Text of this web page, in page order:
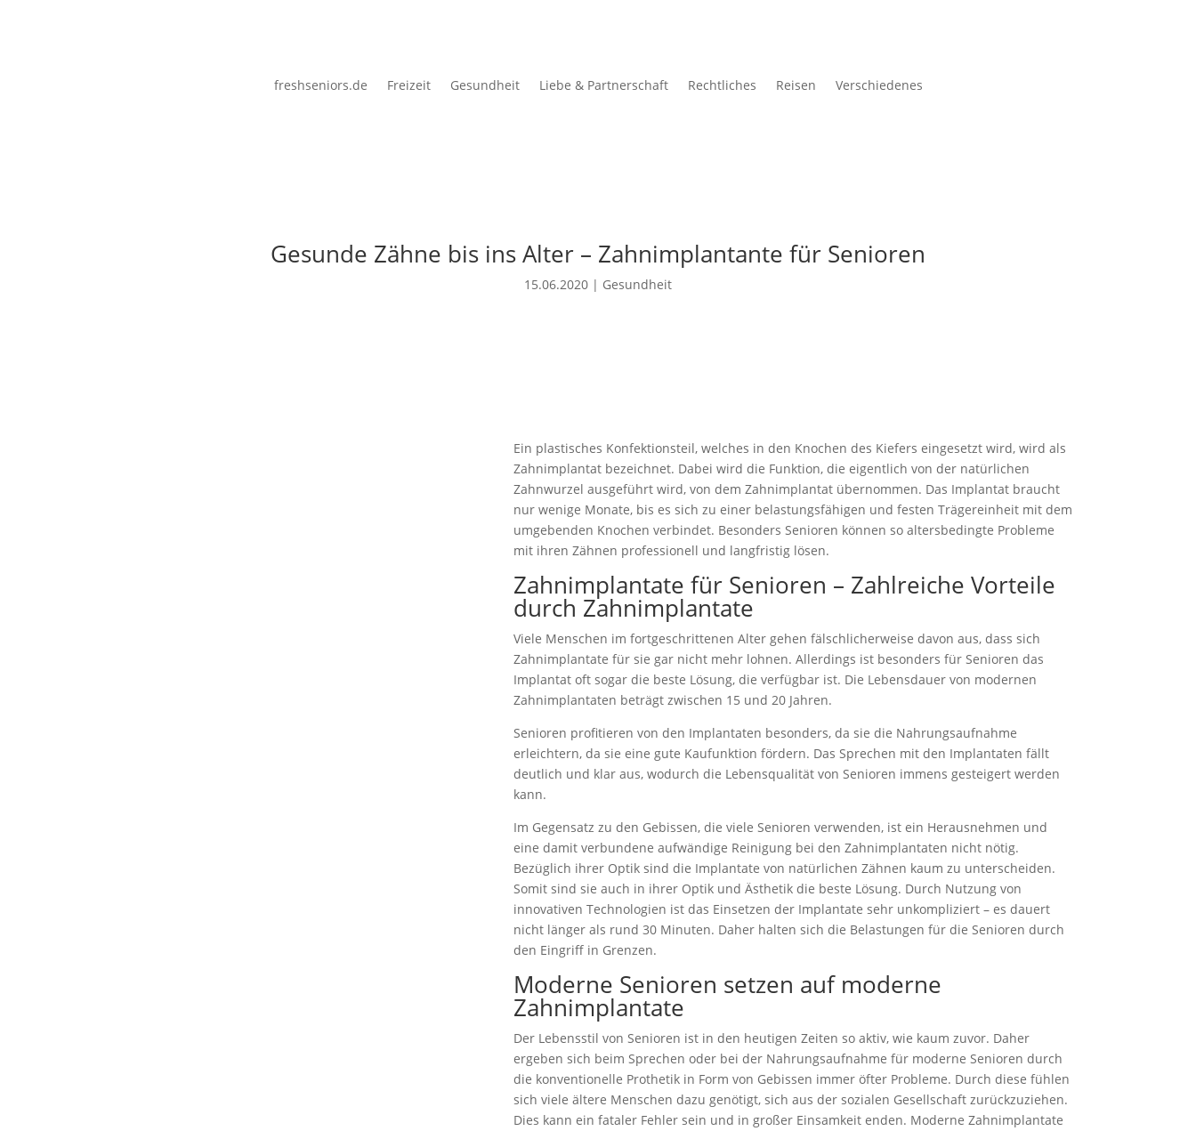
freshseniors.de Freizeit Gesundheit Liebe & Partnerschaft Rechtliches Reisen Verschiedenes
Gesunde Zähne bis ins Alter – Zahnimplantante für Senioren
15.06.2020 | Gesundheit
Ein plastisches Konfektionsteil, welches in den Knochen des Kiefers eingesetzt wird, wird als
Zahnimplantat bezeichnet. Dabei wird die Funktion, die eigentlich von der natürlichen
Zahnwurzel ausgeführt wird, von dem Zahnimplantat übernommen. Das Implantat braucht
nur wenige Monate, bis es sich zu einer belastungsfähigen und festen Trägereinheit mit dem
umgebenden Knochen verbindet. Besonders Senioren können so altersbedingte Probleme
mit ihren Zähnen professionell und langfristig lösen.
Zahnimplantate für Senioren – Zahlreiche Vorteile
durch Zahnimplantate
Viele Menschen im fortgeschrittenen Alter gehen fälschlicherweise davon aus, dass sich
Zahnimplantate für sie gar nicht mehr lohnen. Allerdings ist besonders für Senioren das
Implantat oft sogar die beste Lösung, die verfügbar ist. Die Lebensdauer von modernen
Zahnimplantaten beträgt zwischen 15 und 20 Jahren.
Senioren profitieren von den Implantaten besonders, da sie die Nahrungsaufnahme
erleichtern, da sie eine gute Kaufunktion fördern. Das Sprechen mit den Implantaten fällt
deutlich und klar aus, wodurch die Lebensqualität von Senioren immens gesteigert werden
kann.
Im Gegensatz zu den Gebissen, die viele Senioren verwenden, ist ein Herausnehmen und
eine damit verbundene aufwändige Reinigung bei den Zahnimplantaten nicht nötig.
Bezüglich ihrer Optik sind die Implantate von natürlichen Zähnen kaum zu unterscheiden.
Somit sind sie auch in ihrer Optik und Ästhetik die beste Lösung. Durch Nutzung von
innovativen Technologien ist das Einsetzen der Implantate sehr unkompliziert – es dauert
nicht länger als rund 30 Minuten. Daher halten sich die Belastungen für die Senioren durch
den Eingriff in Grenzen.
Moderne Senioren setzen auf moderne
Zahnimplantate
Der Lebensstil von Senioren ist in den heutigen Zeiten so aktiv, wie kaum zuvor. Daher
ergeben sich beim Sprechen oder bei der Nahrungsaufnahme für moderne Senioren durch
die konventionelle Prothetik in Form von Gebissen immer öfter Probleme. Durch diese fühlen
sich viele ältere Menschen dazu genötigt, sich aus der sozialen Gesellschaft zurückzuziehen.
Dies kann ein fataler Fehler sein und in großer Einsamkeit enden. Moderne Zahnimplantate